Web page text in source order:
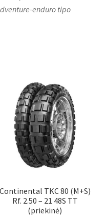
enduro tipo
Continental TKC 80 (M+S)
Rf. 2.50 – 21 48S TT
(priekinė)